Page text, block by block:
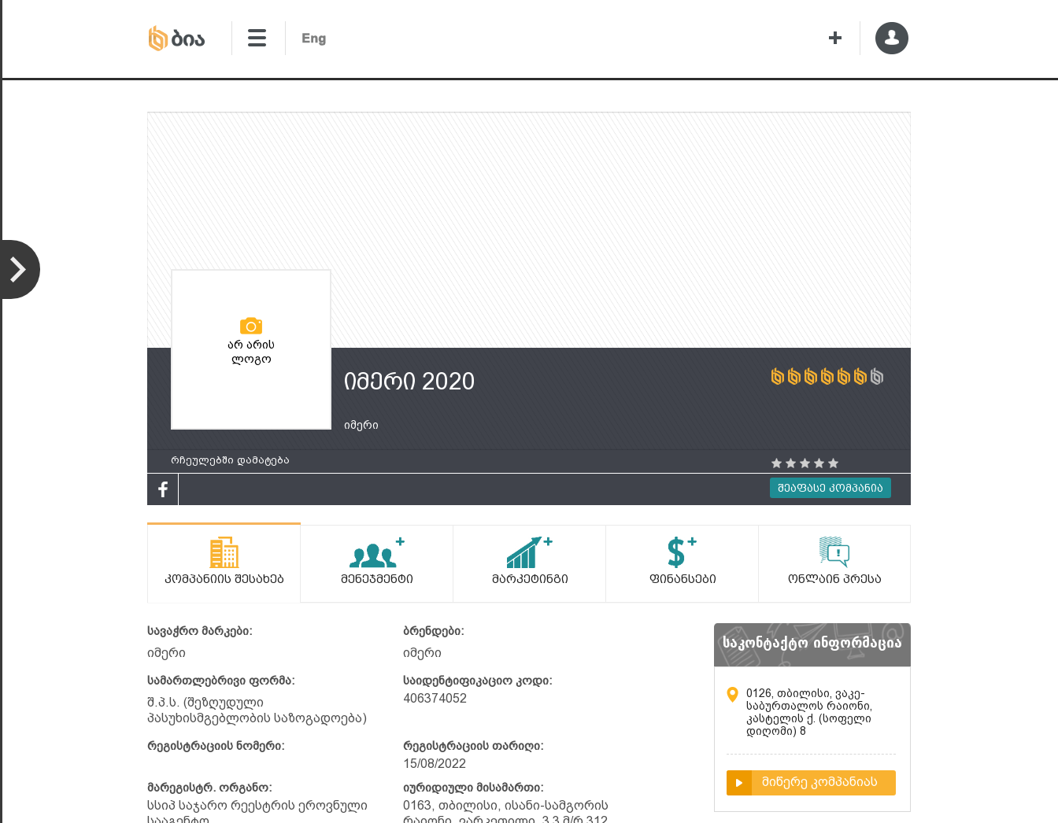
არ არის
ლოგო
იმერი 2020
იმერი
Შეაფასე Კომპანია
რჩეულებში დამატება
Კომპანიის Შესახებ Მენეჯმენტი Მარკეტინგი Ფინანსები Ონლაინ Პრესა
სავაჭრო მარკები:
იმერი
ბრენდები:
იმერი
სამართლებრივი ფორმა:
შ.პ.ს. (შეზღუდული
პასუხისმგებლობის საზოგადოება)
საიდენტიფიკაციო კოდი:
406374052
რეგისტრაციის ნომერი: რეგისტრაციის თარიღი:
15/08/2022
მარეგისტრ. ორგანო:
სსიპ საჯარო რეესტრის ეროვნული
იურიდიული მისამართი:
0163, თბილისი, ისანი-სამგორის
საკონტაქტო ინფორმაცია
0126, თბილისი, ვაკე-
საბურთალოს რაიონი,
კასტელის ქ. (სოფელი
დიღომი) 8
მიწერე კომპანიას